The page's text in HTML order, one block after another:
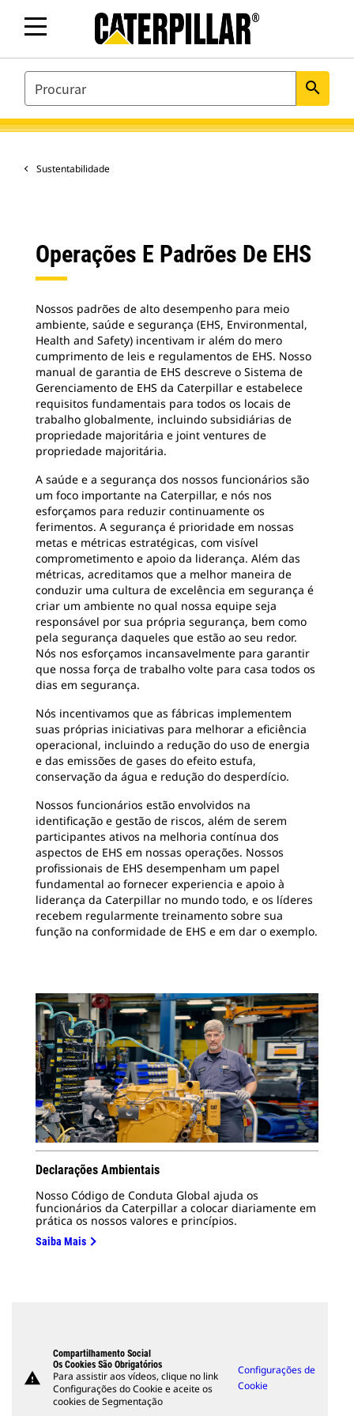
SEARCH search
Sustentabilidade
Operações E Padrões De EHS
Nossos padrões de alto desempenho para meio
ambiente, saúde e segurança (EHS, Environmental,
Health and Safety) incentivam ir além do mero
cumprimento de leis e regulamentos de EHS. Nosso
manual de garantia de EHS descreve o Sistema de
Gerenciamento de EHS da Caterpillar e estabelece
requisitos fundamentais para todos os locais de
trabalho globalmente, incluindo subsidiárias de
propriedade majoritária e joint ventures de
propriedade majoritária.
A saúde e a segurança dos nossos funcionários são
um foco importante na Caterpillar, e nós nos
esforçamos para reduzir continuamente os
ferimentos. A segurança é prioridade em nossas
metas e métricas estratégicas, com visível
comprometimento e apoio da liderança. Além das
métricas, acreditamos que a melhor maneira de
conduzir uma cultura de excelência em segurança é
criar um ambiente no qual nossa equipe seja
responsável por sua própria segurança, bem como
pela segurança daqueles que estão ao seu redor.
Nós nos esforçamos incansavelmente para garantir
que nossa força de trabalho volte para casa todos os
dias em segurança.
Nós incentivamos que as fábricas implementem
suas próprias iniciativas para melhorar a eficiência
operacional, incluindo a redução do uso de energia
e das emissões de gases do efeito estufa,
conservação da água e redução do desperdício.
Nossos funcionários estão envolvidos na
identificação e gestão de riscos, além de serem
participantes ativos na melhoria contínua dos
aspectos de EHS em nossas operações. Nossos
profissionais de EHS desempenham um papel
fundamental ao fornecer experiencia e apoio à
liderança da Caterpillar no mundo todo, e os líderes
recebem regularmente treinamento sobre sua
função na conformidade de EHS e em dar o exemplo.
Declarações Ambientais
Nosso Código de Conduta Global ajuda os
funcionários da Caterpillar a colocar diariamente em
prática os nossos valores e princípios.
Saiba Mais
warning
Compartilhamento Social
Os Cookies São Obrigatórios
Para assistir aos vídeos, clique no link
Configurações do Cookie e aceite os
cookies de Segmentação
Configurações de
Cookie